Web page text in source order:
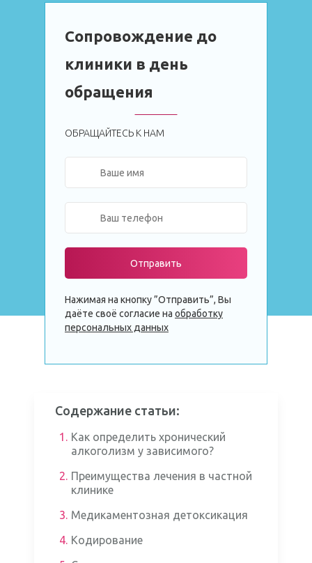
Сопровождение до
клиники в день
обращения
ОБРАЩАЙТЕСЬ К НАМ
Отправить
Нажимая на кнопку ”Отправить”, Вы
даёте своё согласие на обработку
персональных данных
Содержание статьи:
1. Как определить хронический
алкоголизм у зависимого?
2. Преимущества лечения в частной
клинике
3. Медикаментозная детоксикация
4. Кодирование